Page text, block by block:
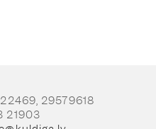
29579618
21903